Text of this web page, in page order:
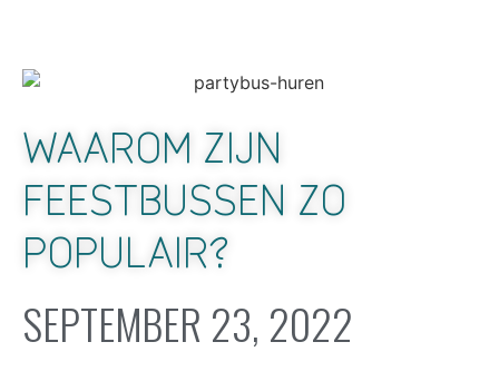
WAAROM ZIJN
FEESTBUSSEN ZO
POPULAIR?
SEPTEMBER 23, 2022